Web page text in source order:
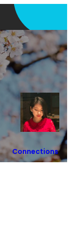
Connections